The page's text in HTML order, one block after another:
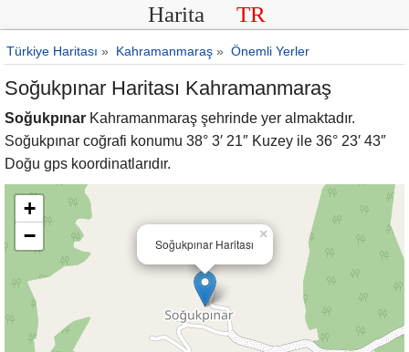
Harita TR
Türkiye Haritası » Kahramanmaraş » Önemli Yerler
Soğukpınar Haritası Kahramanmaraş
Soğukpınar Kahramanmaraş şehrinde yer almaktadır.
Soğukpınar coğrafi konumu 38° 3′ 21″ Kuzey ile 36° 23′ 43″
Doğu gps koordinatlarıdır.
Soğukpınar Haritası
×
+
−